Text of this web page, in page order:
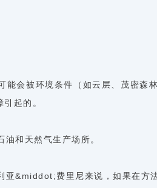
会被环境条件（如云层、茂密森
起的。
和天然气生产场所。
&middot;费里尼来说，如果在方